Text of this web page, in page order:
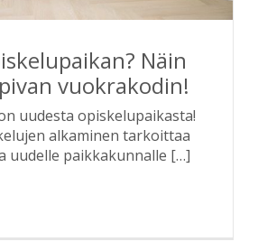
Näin
vuokrakodin!
uudesta opiskelupaikasta!
alkaminen tarkoittaa
uudelle paikkakunnalle […]